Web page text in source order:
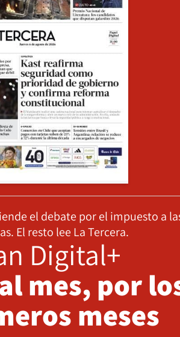
el debate por el impuesto a
El resto lee La Tercera.
Digital+
mes, por
meses